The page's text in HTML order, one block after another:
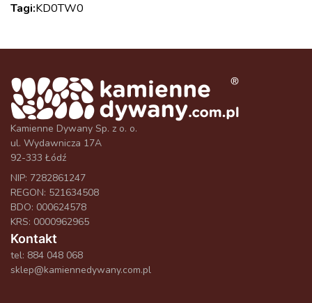
Tagi:KD0TW0
Kamienne Dywany Sp. z o. o.
ul. Wydawnicza 17A
92-333 Łódź
NIP: 7282861247
REGON: 521634508
BDO: 000624578
KRS: 0000962965
Kontakt
tel: 884 048 068
sklep@kamiennedywany.com.pl